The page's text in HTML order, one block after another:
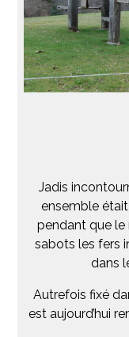
Jadis
ensemble
pendant que le
sabots les fers
dans
Autrefois fixé
est aujourd’hui